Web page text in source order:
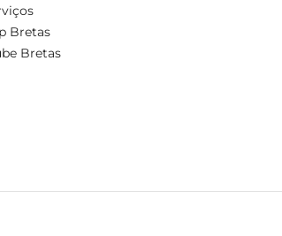
Bretas
Bretas